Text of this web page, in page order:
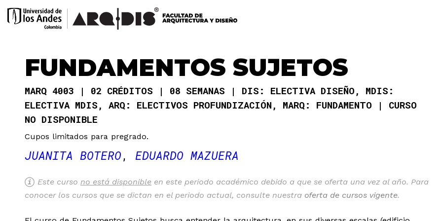
FUNDAMENTOS SUJETOS
MARQ 4003 02 CRÉDITOS 08 SEMANAS
DIS: ELECTIVA DISEÑO, MDIS:
ELECTIVA MDIS, ARQ: ELECTIVOS PROFUNDIZACIÓN, MARQ: FUNDAMENTO
CURSO
NO DISPONIBLE
Cupos limitados para pregrado.
JUANITA BOTERO EDUARDO MAZUERA
Este curso no está disponible en este periodo académico debido a que se oferta una vez al año. Para
conocer los cursos que se dictan en el periodo actual, consulte nuestra oferta de cursos vigente.